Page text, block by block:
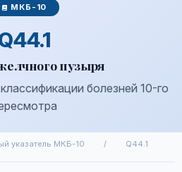
МКБ-10
пузыря
болезней 10-го
указатель МКБ-10 / Q44.1